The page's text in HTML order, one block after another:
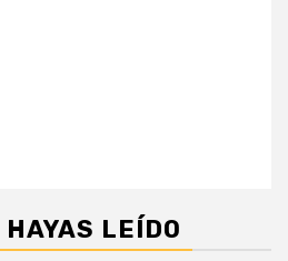
HAYAS LEÍDO